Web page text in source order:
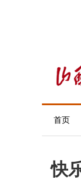
首页
快